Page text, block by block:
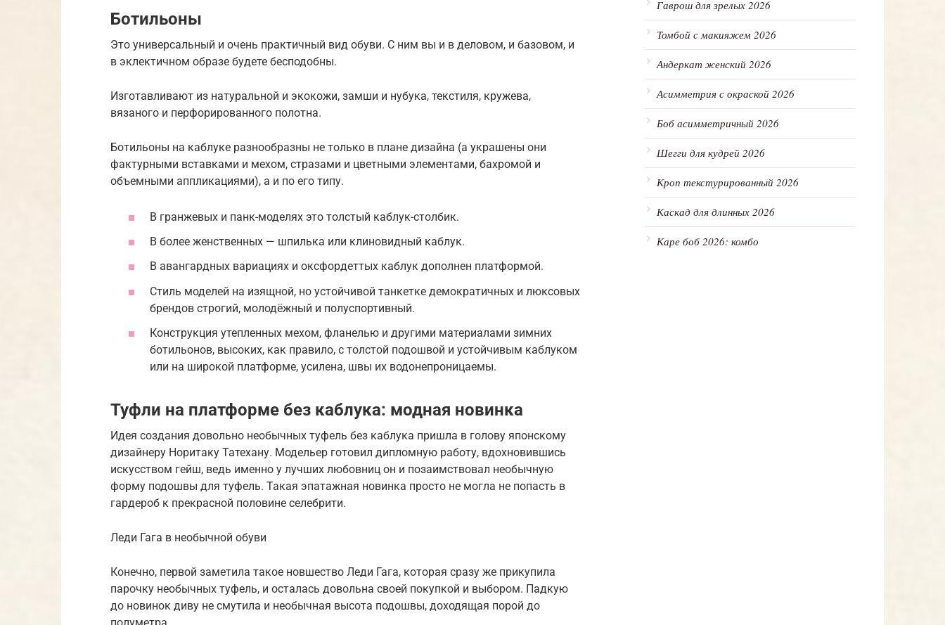
Ботильоны
Это универсальный и очень практичный вид обуви. С ним вы и в деловом, и базовом, и
в эклектичном образе будете бесподобны.
Изготавливают из натуральной и экокожи, замши и нубука, текстиля, кружева,
вязаного и перфорированного полотна.
Ботильоны на каблуке разнообразны не только в плане дизайна (а украшены они
фактурными вставками и мехом, стразами и цветными элементами, бахромой и
объемными аппликациями), а и по его типу.
В гранжевых и панк-моделях это толстый каблук-столбик.
В более женственных — шпилька или клиновидный каблук.
В авангардных вариациях и оксфордеттых каблук дополнен платформой.
Стиль моделей на изящной, но устойчивой танкетке демократичных и люксовых
брендов строгий, молодёжный и полуспортивный.
Конструкция утепленных мехом, фланелью и другими материалами зимних
ботильонов, высоких, как правило, с толстой подошвой и устойчивым каблуком
или на широкой платформе, усилена, швы их водонепроницаемы.
Туфли на платформе без каблука: модная новинка
Идея создания довольно необычных туфель без каблука пришла в голову японскому
дизайнеру Норитаку Татехану. Модельер готовил дипломную работу, вдохновившись
искусством гейш, ведь именно у лучших любовниц он и позаимствовал необычную
форму подошвы для туфель. Такая эпатажная новинка просто не могла не попасть в
гардероб к прекрасной половине селебрити.
Леди Гага в необычной обуви
Конечно, первой заметила такое новшество Леди Гага, которая сразу же прикупила
парочку необычных туфель, и осталась довольна своей покупкой и выбором. Падкую
до новинок диву не смутила и необычная высота подошвы, доходящая порой до
Гаврош для зрелых 2026
Томбой с макияжем 2026
Андеркат женский 2026
Асимметрия с окраской 2026
Боб асимметричный 2026
Шегги для кудрей 2026
Кроп текстурированный 2026
Каскад для длинных 2026
Каре боб 2026: комбо